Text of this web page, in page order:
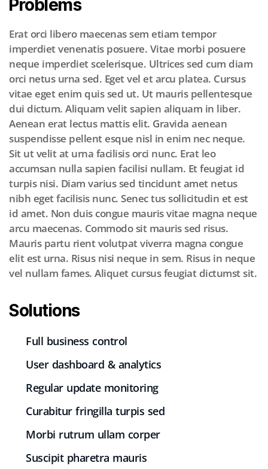
Problems
Erat orci libero maecenas sem etiam tempor
imperdiet venenatis posuere. Vitae morbi posuere
neque imperdiet scelerisque. Ultrices sed cum diam
orci netus urna sed. Eget vel et arcu platea. Cursus
vitae eget enim quis sed ut. Ut mauris pellentesque
dui dictum. Aliquam velit sapien aliquam in liber.
Aenean erat lectus mattis elit. Gravida aenean
suspendisse pellent esque nisl in enim nec neque.
Sit ut velit at urna facilisis orci nunc. Erat leo
accumsan nulla sapien facilisi nullam. Et feugiat id
turpis nisi. Diam varius sed tincidunt amet netus
nibh eget facilisis nunc. Senec tus sollicitudin et est
id amet. Non duis congue mauris vitae magna neque
arcu maecenas. Commodo sit mauris sed risus.
Mauris partu rient volutpat viverra magna congue
elit est urna. Risus nisi neque in sem. Risus in neque
vel nullam fames. Aliquet cursus feugiat dictumst sit.
Solutions
Full business control
User dashboard & analytics
Regular update monitoring
Curabitur fringilla turpis sed
Morbi rutrum ullam corper
Suscipit pharetra mauris